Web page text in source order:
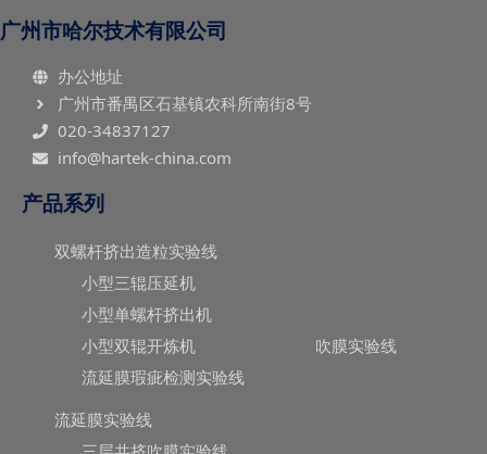
广州市哈尔技术有限公司
办公地址
广州市番禺区石基镇农科所南街8号
020-34837127
info@hartek-china.com
产品系列
双螺杆挤出造粒实验线
小型三辊压延机
小型单螺杆挤出机
小型双辊开炼机
吹膜实验线
流延膜瑕疵检测实验线
流延膜实验线